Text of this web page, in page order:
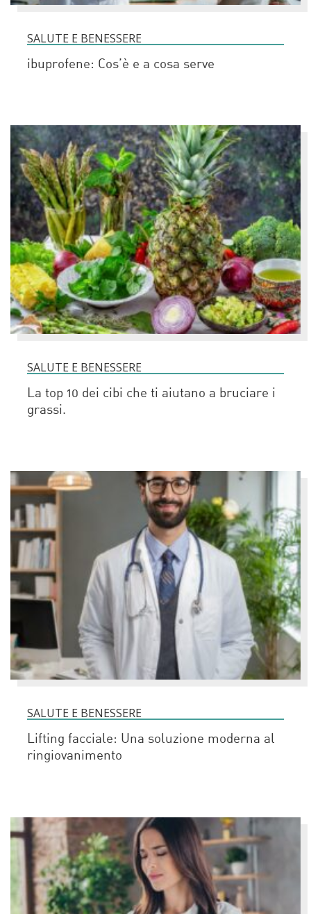
SALUTE E BENESSERE
ibuprofene: Cos’è e a cosa serve
SALUTE E BENESSERE
La top 10 dei cibi che ti aiutano a bruciare i
grassi.
SALUTE E BENESSERE
Lifting facciale: Una soluzione moderna al
ringiovanimento